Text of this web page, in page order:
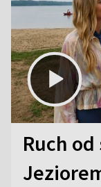
Ruch